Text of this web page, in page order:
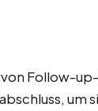
Follow-
um